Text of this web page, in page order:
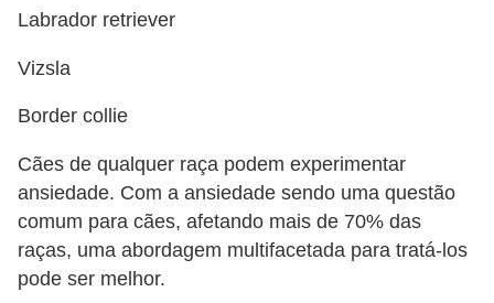
Labrador retriever
Vizsla
Border collie
Cães de qualquer raça podem experimentar
ansiedade. Com a ansiedade sendo uma questão
comum para cães, afetando mais de 70% das
raças, uma abordagem multifacetada para tratá-los
pode ser melhor.
a
n
s
G
a
t